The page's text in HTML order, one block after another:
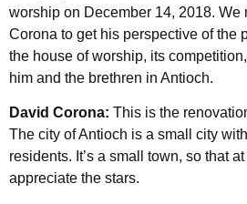
worship on December 14, 2018. We
Corona to get his perspective of the
the house of worship, its
him and the brethren in Antioch.
David Corona: This is the
The city of Antioch is a small city
residents. It’s a small town, so that
appreciate the stars.